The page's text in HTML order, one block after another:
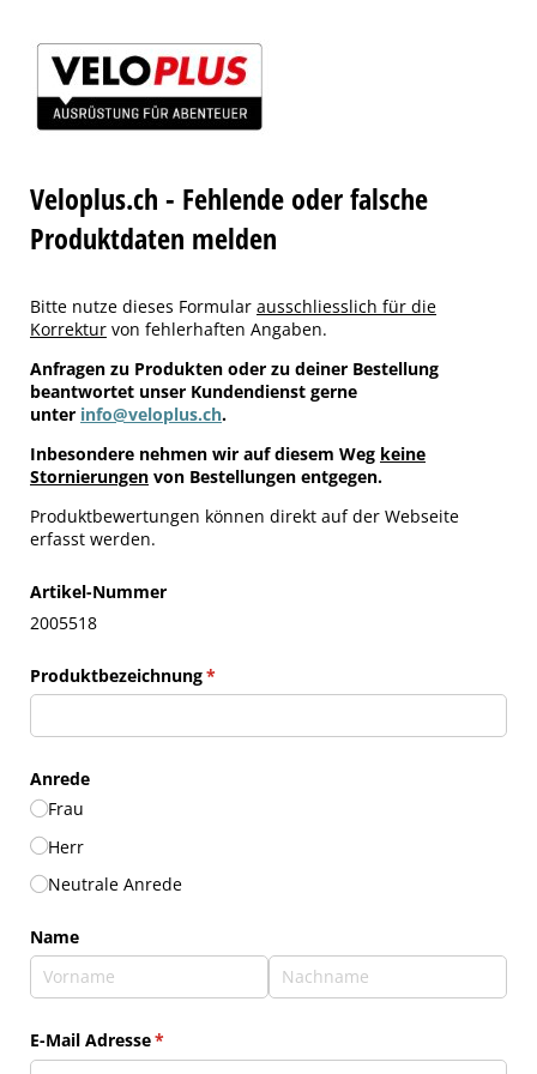
Veloplus.ch - Fehlende oder falsche
Produktdaten melden
Bitte nutze dieses Formular ausschliesslich für die
Korrektur von fehlerhaften Angaben.
Anfragen zu Produkten oder zu deiner Bestellung
beantwortet unser Kundendienst gerne
unter info@veloplus.ch.
Inbesondere nehmen wir auf diesem Weg keine
Stornierungen von Bestellungen entgegen.
Produktbewertungen können direkt auf der Webseite
erfasst werden.
Artikel-Nummer
2005518
Produktbezeichnung*
(erforderlich)
Anrede
Frau
Herr
Neutrale Anrede
Name
E-Mail Adresse*
(erforderlich)